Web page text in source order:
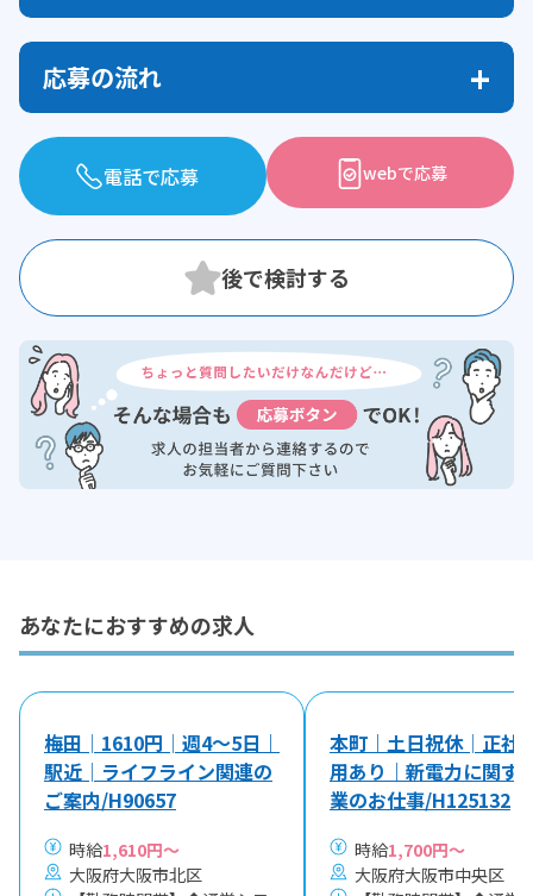
応募の流れ
電話で応募 webで応募
あなたにおすすめの求人
梅田│1610円│週4～5日｜
駅近│ライフライン関連の
ご案内/H90657
時給1,610円～
大阪府大阪市北区
本町｜土日祝休│正社
用あり｜新電力に関す
業のお仕事/H125132
時給1,700円～
大阪府大阪市中央区